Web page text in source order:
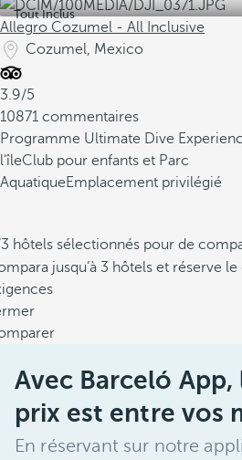
Tout Inclus
Allegro Cozumel - All Inclusive
Cozumel, Mexico
3.9/5
10871 commentaires
Programme Ultimate Dive
l'îleClub pour enfants et Parc
AquatiqueEmplacement privilégié
hôtels sélectionnés pour de
jusqu’à 3 hôtels et réserve le
Avec Barceló
prix est entre vos
En réservant sur notre